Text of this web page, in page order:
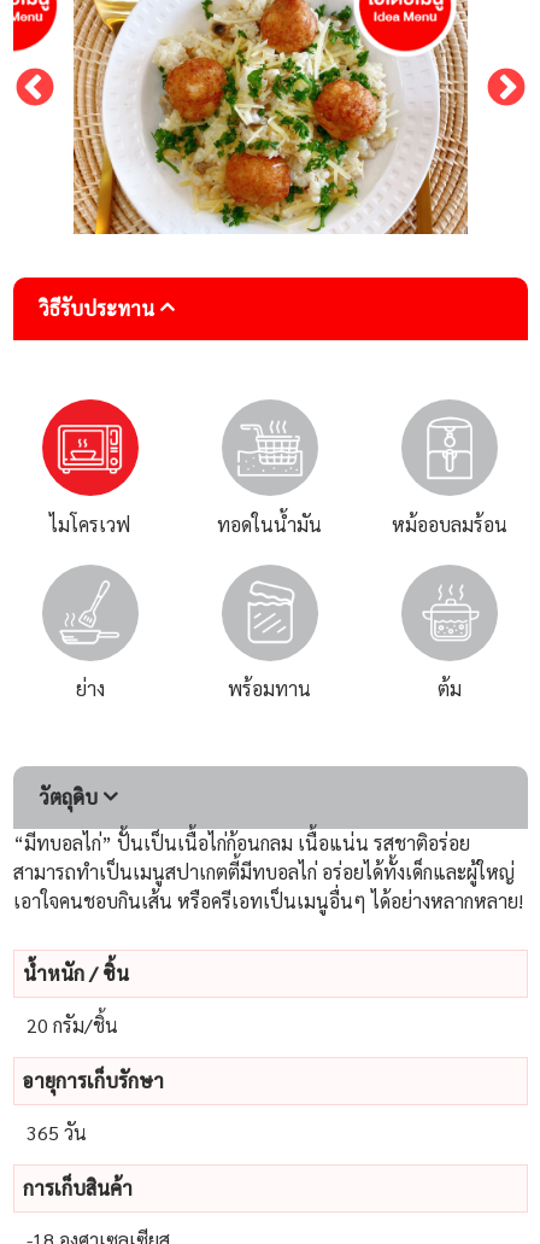
วิธีรับประทาน
ไมโครเวฟ ทอดในน้ำมัน หม้ออบลมร้อน
ย่าง พร้อมทาน ต้ม
วัตถุดิบ
“มีทบอลไก่” ปั้นเป็นเนื้อไก่ก้อนกลม เนื้อแน่น รสชาติอร่อย
สามารถทำเป็นเมนูสปาเกตตี้มีทบอลไก่ อร่อยได้ทั้งเด็กและผู้ใหญ่
เอาใจคนชอบกินเส้น หรือครีเอทเป็นเมนูอื่นๆ ได้อย่างหลากหลาย!
น้ําหนัก / ชิ้น
20 กรัม/ชิ้น
อายุการเก็บรักษา
365 วัน
การเก็บสินค้า